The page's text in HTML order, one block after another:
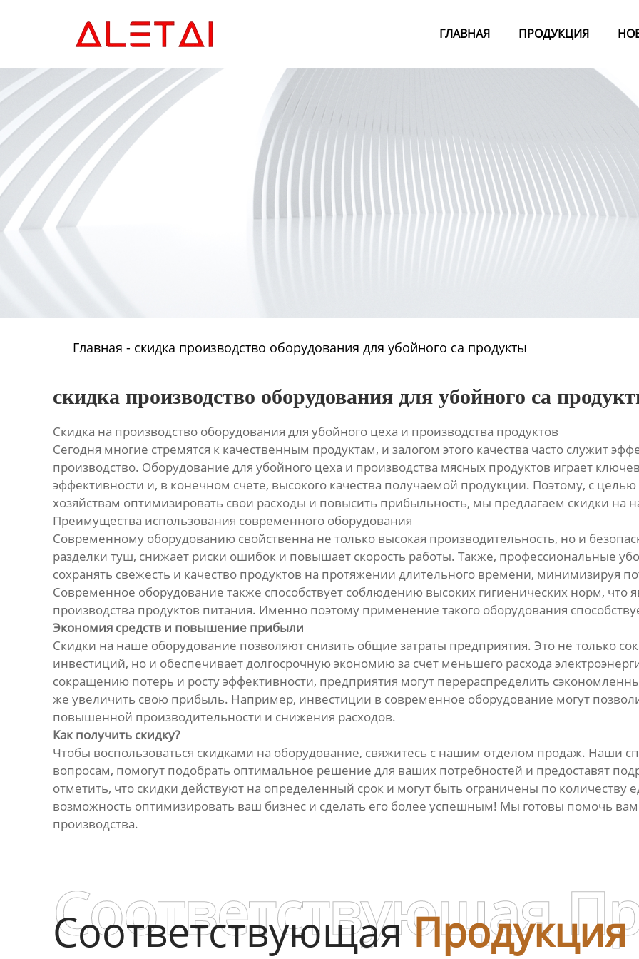
ГЛАВНАЯ ПРОДУКЦИЯ
Новости
О Hас
Контакты
Главная - скидка производство оборудования для убойного са продукты
скидка производство оборудования для убойного са
Скидка на производство оборудования для убойного цеха и производства продуктов
Сегодня многие стремятся к качественным продуктам, и залогом этого качества часто служит
производство. Оборудование для убойного цеха и производства мясных продуктов играет
эффективности и, в конечном счете, высокого качества получаемой продукции. Поэтому, с
хозяйствам оптимизировать свои расходы и повысить прибыльность, мы предлагаем скидки на
Преимущества использования современного оборудования
Современному оборудованию свойственна не только высокая производительность, но и
разделки туш, снижает риски ошибок и повышает скорость работы. Также, профессиональные
сохранять свежесть и качество продуктов на протяжении длительного времени, минимизируя
Современное оборудование также способствует соблюдению высоких гигиенических норм, что
производства продуктов питания. Именно поэтому применение такого оборудования
Экономия средств и повышение прибыли
Скидки на наше оборудование позволяют снизить общие затраты предприятия. Это не только
инвестиций, но и обеспечивает долгосрочную экономию за счет меньшего расхода
сокращению потерь и росту эффективности, предприятия могут перераспределить
же увеличить свою прибыль. Например, инвестиции в современное оборудование могут
повышенной производительности и снижения расходов.
Как получить скидку?
Чтобы воспользоваться скидками на оборудование, свяжитесь с нашим отделом продаж. Наши
вопросам, помогут подобрать оптимальное решение для ваших потребностей и предоставят
отметить, что скидки действуют на определенный срок и могут быть ограничены по количеству
возможность оптимизировать ваш бизнес и сделать его более успешным! Мы готовы помочь
производства.
СоответствующаяПродукция
Соответствующая